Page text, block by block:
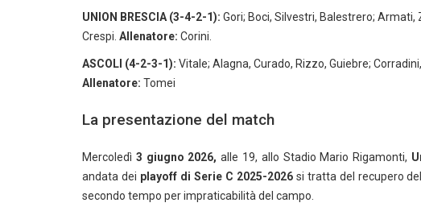
UNION BRESCIA (3-4-2-1): Gori; Boci, Silvestri, Balestrero;
Crespi. Allenatore: Corini.
ASCOLI (4-2-3-1): Vitale; Alagna, Curado, Rizzo, Guiebre;
Allenatore: Tomei
La presentazione del match
Mercoledì 3 giugno 2026, alle 19, allo Stadio Mario Rigamonti,
andata dei playoff di Serie C 2025-2026 si tratta del recupero
secondo tempo per impraticabilità del campo.